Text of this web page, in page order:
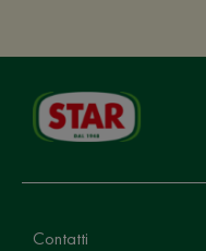
Contatti